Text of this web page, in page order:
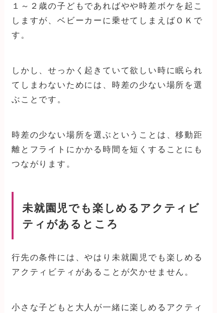
１～２歳の子どもであればやや時差ボケを起こ
しますが、ベビーカーに乗せてしまえばＯＫで
す。
しかし、せっかく起きていて欲しい時に眠られ
てしまわないためには、時差の少ない場所を選
ぶことです。
時差の少ない場所を選ぶということは、移動距
離とフライトにかかる時間を短くすることにも
つながります。
未就園児でも楽しめるアクティビ
ティがあるところ
行先の条件には、やはり未就園児でも楽しめる
アクティビティがあることが欠かせません。
小さな子どもと大人が一緒に楽しめるアクティ